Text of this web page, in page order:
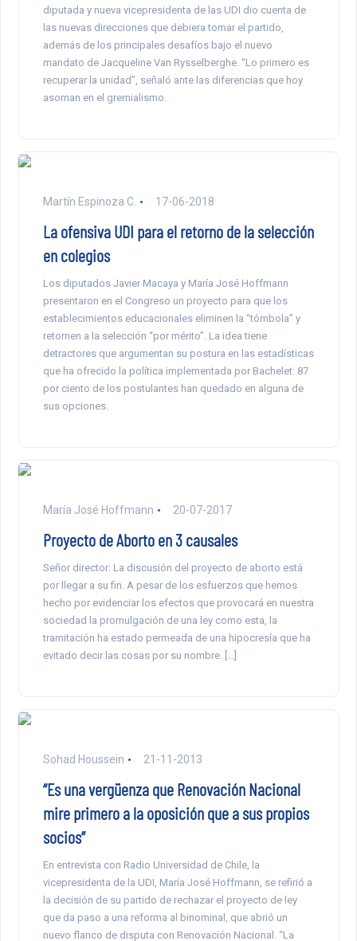
diputada y nueva vicepresidenta de las UDI dio cuenta de
las nuevas direcciones que debiera tomar el partido,
además de los principales desafíos bajo el nuevo
mandato de Jacqueline Van Rysselberghe. “Lo primero es
recuperar la unidad”, señaló ante las diferencias que hoy
asoman en el gremialismo.
Martín Espinoza C. 17-06-2018
La ofensiva UDI para el retorno de la selección
en colegios
Los diputados Javier Macaya y María José Hoffmann
presentaron en el Congreso un proyecto para que los
establecimientos educacionales eliminen la “tómbola” y
retornen a la selección “por mérito”. La idea tiene
detractores que argumentan su postura en las estadísticas
que ha ofrecido la política implementada por Bachelet: 87
por ciento de los postulantes han quedado en alguna de
sus opciones.
María José Hoffmann 20-07-2017
Proyecto de Aborto en 3 causales
Señor director: La discusión del proyecto de aborto está
por llegar a su fin. A pesar de los esfuerzos que hemos
hecho por evidenciar los efectos que provocará en nuestra
sociedad la promulgación de una ley como esta, la
tramitación ha estado permeada de una hipocresía que ha
evitado decir las cosas por su nombre. […]
Sohad Houssein 21-11-2013
“Es una vergüenza que Renovación Nacional
mire primero a la oposición que a sus propios
socios”
En entrevista con Radio Universidad de Chile, la
vicepresidenta de la UDI, María José Hoffmann, se refirió a
la decisión de su partido de rechazar el proyecto de ley
que da paso a una reforma al binominal, que abrió un
nuevo flanco de disputa con Renovación Nacional. “La